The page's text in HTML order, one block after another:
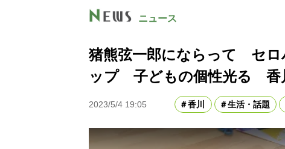
ニュース
猪熊弦一郎にならって セロ
ップ 子どもの個性光る 香
2023/5/4 19:05 香川 生活・話題